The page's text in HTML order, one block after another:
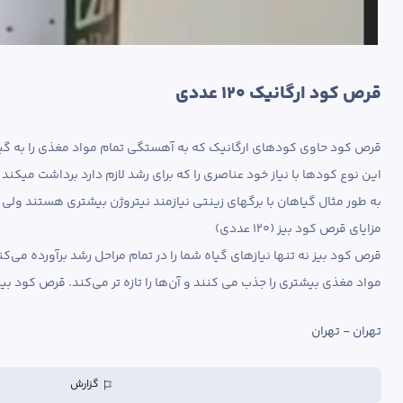
قرص کود ارگانیک ۱۲۰ عددی
مواد مغذی بیشتری را جذب می کنند و آن‌ها را تازه تر می‌کند. قرص‌ کود بیز به دلیل محتوای بالای اسید هیومیک طبیعی، قدرت ریشه‌زایی گیاهان را افزایش می‌دهند.
تهران - تهران
گزارش